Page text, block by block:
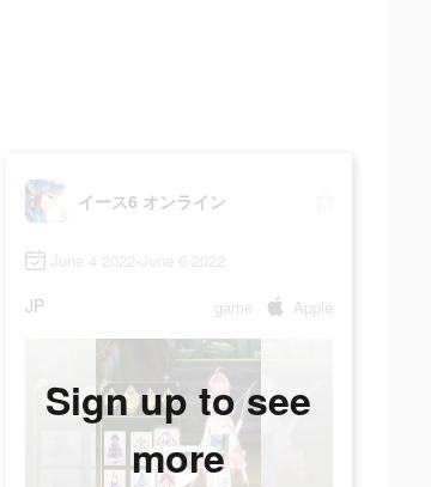
イース6 オンライン
June 4 2022-June 6 2022
JP game Apple
Sign up to see
more